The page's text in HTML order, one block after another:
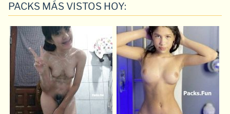
PACKS MÁS VISTOS HOY: